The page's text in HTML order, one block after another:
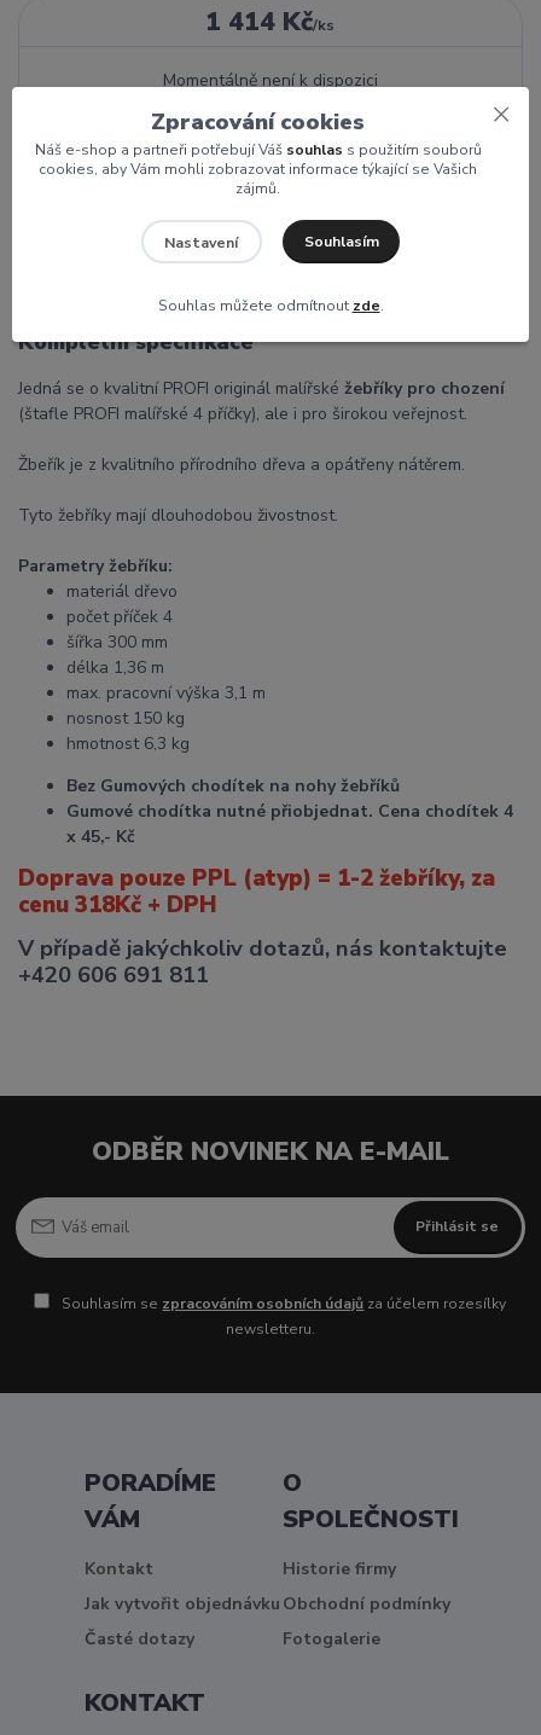
1 414 Kč/ks
Momentálně není k dispozici
Kompletní specifikace Komentáře 0
Kompletní specifikace
Jedná se o kvalitní PROFI originál malířské žebříky pro chození
(štafle PROFI malířské 4 příčky), ale i pro širokou veřejnost.
Žbeřík je z kvalitního přírodního dřeva a opátřeny nátěrem.
Tyto žebříky mají dlouhodobou živostnost.
Parametry žebříku:
materiál dřevo
počet příček 4
šířka 300 mm
délka 1,36 m
max. pracovní výška 3,1 m
nosnost 150 kg
hmotnost 6,3 kg
Bez Gumových chodítek na nohy žebříků
Gumové chodítka nutné přiobjednat. Cena chodítek 4
x 45,- Kč
Doprava pouze PPL (atyp) = 1-2 žebříky, za
cenu 318Kč + DPH
V případě jakýchkoliv dotazů, nás kontaktujte
+420 606 691 811
ODBĚR NOVINEK NA E-MAIL
Přihlásit se
Souhlasím se zpracováním osobních údajů za účelem rozesílky
newsletteru.
PORADÍME
VÁM
Kontakt
Jak vytvořit objednávku
Časté dotazy
O
SPOLEČNOSTI
Historie firmy
Obchodní podmínky
Fotogalerie
KONTAKT
Zpracování cookies
Náš e-shop a partneři potřebují Váš souhlas s použitím souborů
cookies, aby Vám mohli zobrazovat informace týkající se Vašich
zájmů.
Nastavení Souhlasím
Souhlas můžete odmítnout zde.